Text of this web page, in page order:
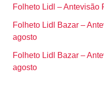
Folheto Lidl – Antevisão
Folheto Lidl Bazar –
agosto
Folheto Lidl Bazar –
agosto